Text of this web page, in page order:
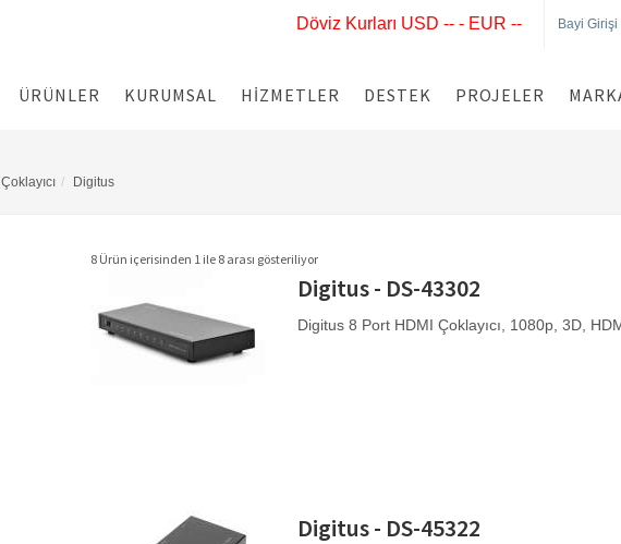
Döviz Kurları USD -- - EUR -- Bayi Girişi
ÜRÜNLER KURUMSAL HIZMETLER DESTEK PROJELER
Çoklayıcı Digitus
8 Ürün içerisinden 1 ile 8 arası gösteriliyor
Digitus - DS-43302
Digitus 8 Port HDMI Çoklayıcı, 1080p, 3D,
Digitus - DS-45322